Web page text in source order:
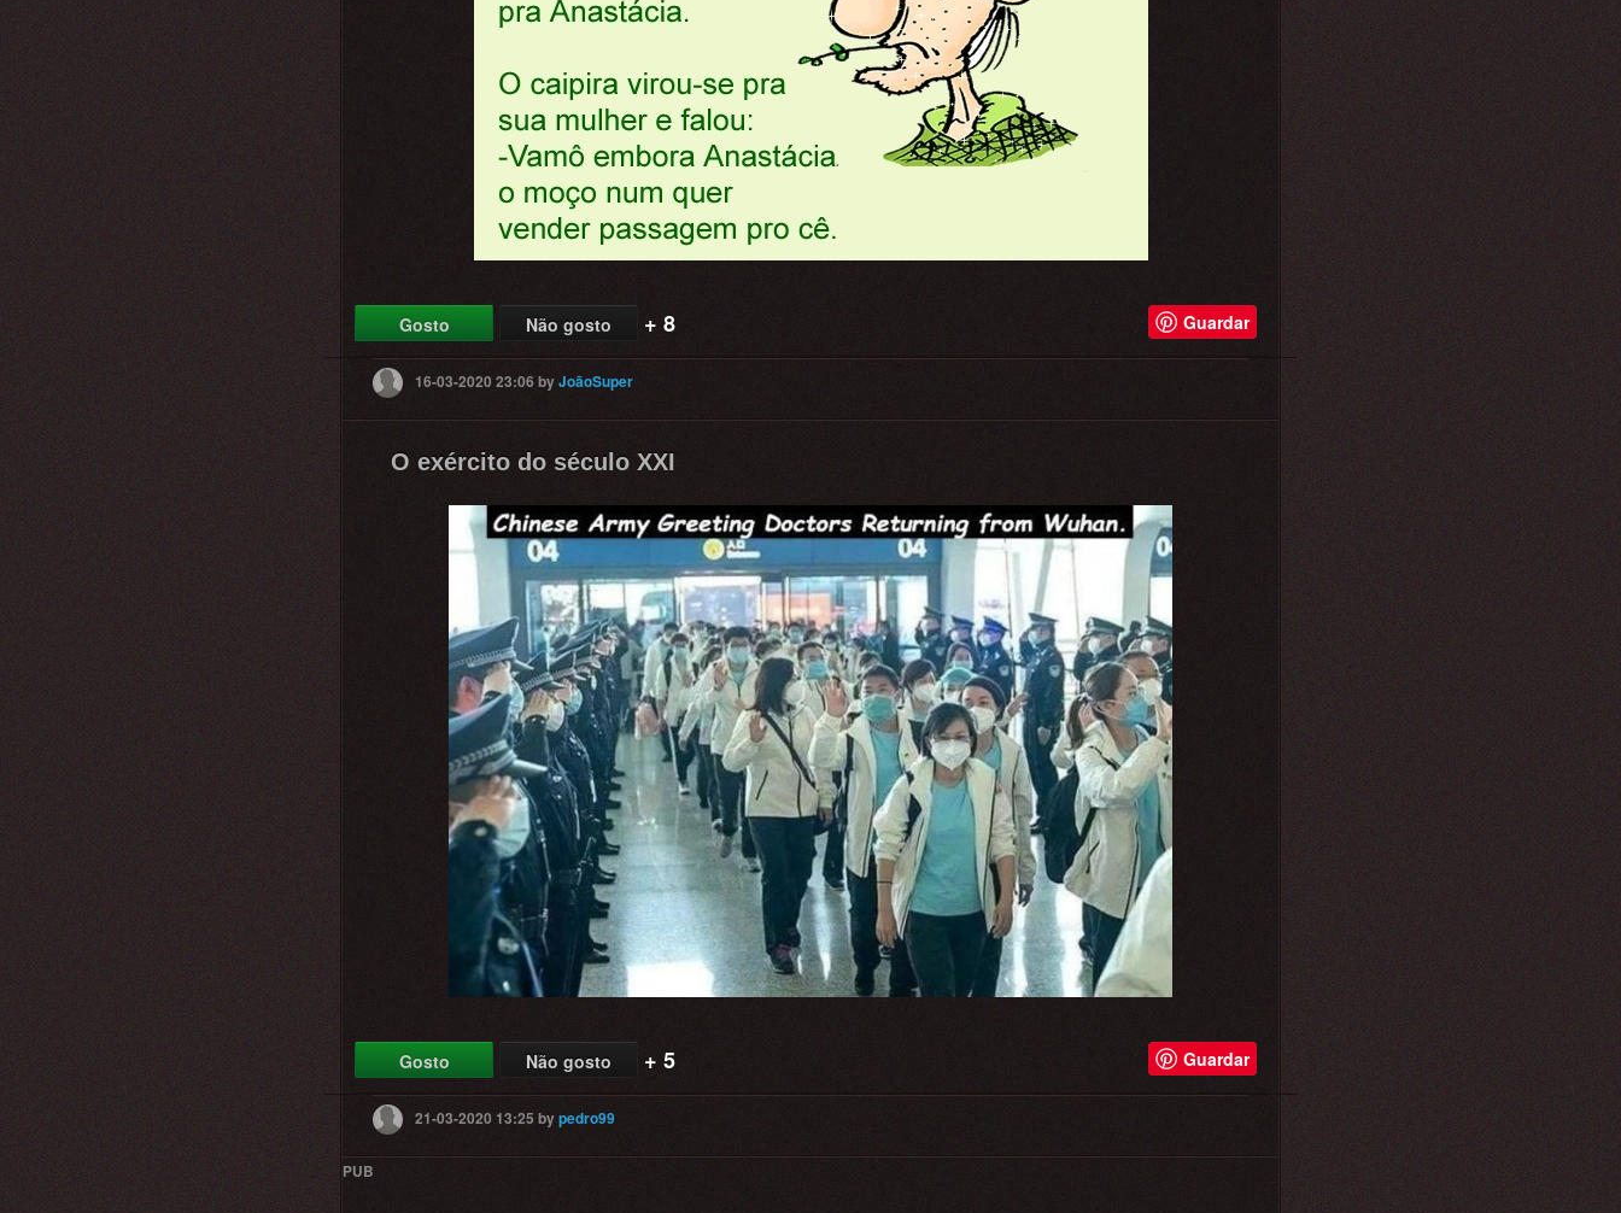
Gosto Não gosto + 8 Guardar
16-03-2020 23:06byJoãoSuper
O exército do século XXI
Gosto Não gosto + 5 Guardar
21-03-2020 13:25 bypedro99
PUB